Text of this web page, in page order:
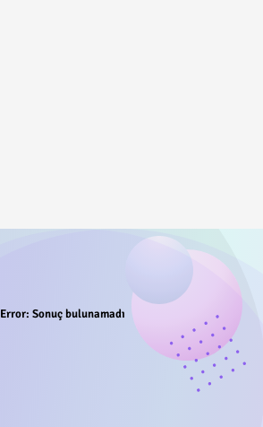
Error: Sonuç bulunamadı